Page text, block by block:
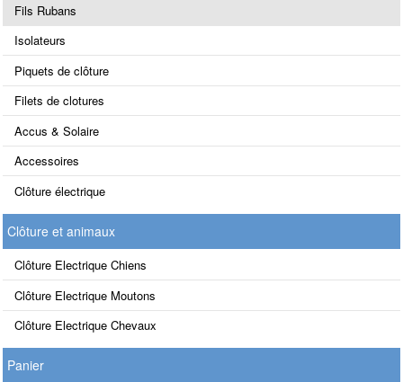
Fils Rubans
Isolateurs
Piquets de clôture
Filets de clotures
Accus & Solaire
Accessoires
Clôture électrique
Clôture et animaux
Clôture Electrique Chiens
Clôture Electrique Moutons
Clôture Electrique Chevaux
Panier